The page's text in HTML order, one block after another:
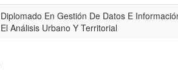
Diplomado En Gestión De Datos E
El Análisis Urbano Y Territorial